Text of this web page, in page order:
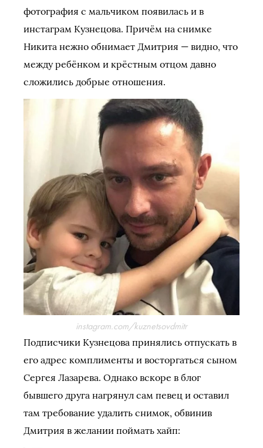
фотография с мальчиком появилась и в
инстаграм Кузнецова. Причём на снимке
Никита нежно обнимает Дмитрия — видно, что
между ребёнком и крёстным отцом давно
сложились добрые отношения.
instagram.com/kuznetsovdmitr
Подписчики Кузнецова принялись отпускать в
его адрес комплименты и восторгаться сыном
Сергея Лазарева. Однако вскоре в блог
бывшего друга нагрянул сам певец и оставил
там требование удалить снимок, обвинив
Дмитрия в желании поймать хайп: